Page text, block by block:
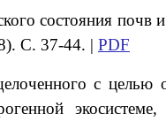
состояния почв
С. 37-44. | PDF
с целью